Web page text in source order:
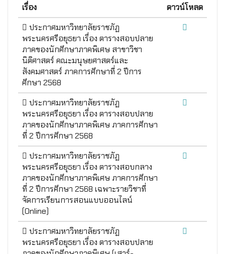
เรื่อง
ดาวน์โหลด
ประกาศมหาวิทยาลัยราชภัฏ
พระนครศรีอยุธยา เรื่อง ตารางสอบปลาย
ภาคของนักศึกษาภาคพิเศษ สาขาวิชา
นิติศาสตร์ คณะมนุษยศาสตร์และ
สังคมศาสตร์ ภาคการศึกษาที่ 2 ปีการ
ศึกษา 2568
ประกาศมหาวิทยาลัยราชภัฏ
พระนครศรีอยุธยา เรื่อง ตารางสอบปลาย
ภาคของนักศึกษาภาคพิเศษ ภาคการศึกษา
ที่ 2 ปีการศึกษา 2568
ประกาศมหาวิทยาลัยราชภัฏ
พระนครศรีอยุธยา เรื่อง ตารางสอบกลาง
ภาคของนักศึกษาภาคพิเศษ ภาคการศึกษา
ที่ 2 ปีการศึกษา 2568 เฉพาะรายวิชาที่
จัดการเรียนการสอนแบบออนไลน์
(Online)
ประกาศมหาวิทยาลัยราชภัฏ
พระนครศรีอยุธยา เรื่อง ตารางสอบปลาย